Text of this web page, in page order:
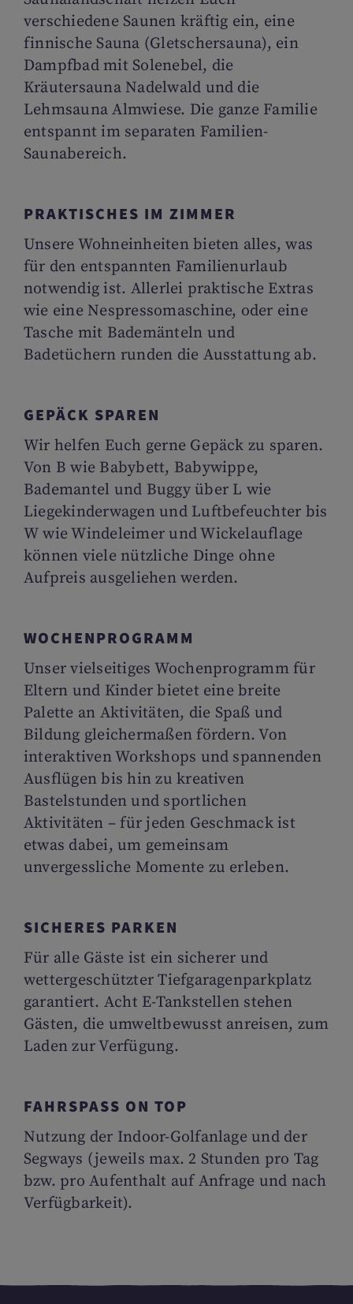
verschiedene Saunen kräftig ein, eine
finnische Sauna (Gletschersauna), ein
Dampfbad mit Solenebel, die
Kräutersauna Nadelwald und die
Lehmsauna Almwiese. Die ganze Familie
entspannt im separaten Familien-
Saunabereich.
PRAKTISCHES IM ZIMMER
Unsere Wohneinheiten bieten alles, was
für den entspannten Familienurlaub
notwendig ist. Allerlei praktische Extras
wie eine Nespressomaschine, oder eine
Tasche mit Bademänteln und
Badetüchern runden die Ausstattung ab.
GEPÄCK SPAREN
Wir helfen Euch gerne Gepäck zu sparen.
Von B wie Babybett, Babywippe,
Bademantel und Buggy über L wie
Liegekinderwagen und Luftbefeuchter bis
W wie Windeleimer und Wickelauflage
können viele nützliche Dinge ohne
Aufpreis ausgeliehen werden.
WOCHENPROGRAMM
Unser vielseitiges Wochenprogramm für
Eltern und Kinder bietet eine breite
Palette an Aktivitäten, die Spaß und
Bildung gleichermaßen fördern. Von
interaktiven Workshops und spannenden
Ausflügen bis hin zu kreativen
Bastelstunden und sportlichen
Aktivitäten – für jeden Geschmack ist
etwas dabei, um gemeinsam
unvergessliche Momente zu erleben.
SICHERES PARKEN
Für alle Gäste ist ein sicherer und
wettergeschützter Tiefgaragenparkplatz
garantiert. Acht E-Tankstellen stehen
Gästen, die umweltbewusst anreisen, zum
Laden zur Verfügung.
FAHRSPASS ON TOP
Nutzung der Indoor-Golfanlage und der
Segways (jeweils max. 2 Stunden pro Tag
bzw. pro Aufenthalt auf Anfrage und nach
Verfügbarkeit).